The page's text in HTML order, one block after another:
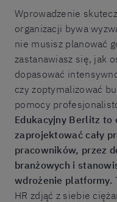
Wprowadzenie
organizacji bywa
nie musisz planować
zastanawiasz się, jak
dopasować
czy zoptymalizować
pomocy
Edukacyjny Berlitz to
zaprojektować cały
pracowników, przez
branżowych i
wdrożenie platformy.
HR zdjąć z siebie